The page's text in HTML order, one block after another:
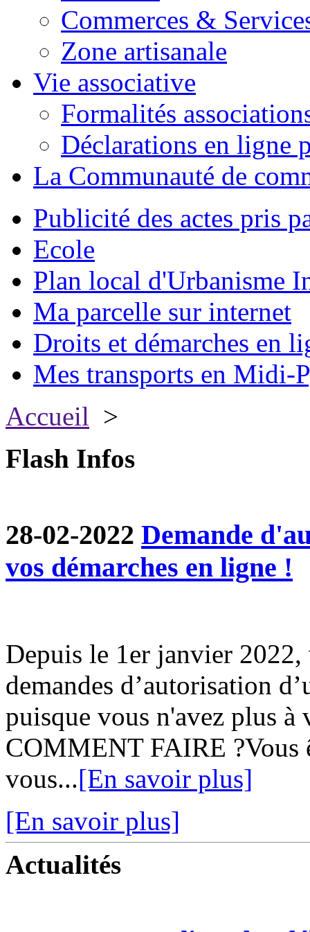
Commerces &
Zone artisanale
Vie associative
Formalités
Déclarations en ligne
La Communauté de
Publicité des actes pris
Ecole
Plan local d'Urbanisme
Ma parcelle sur internet
Droits et démarches en
Mes transports en Midi-
Accueil >
Flash Infos
28-02-2022 Demande
vos démarches en ligne !
Depuis le 1er janvier
demandes d’autorisation
puisque vous n'avez plus à
COMMENT FAIRE ?Vous
vous...[En savoir plus]
[En savoir plus]
Actualités